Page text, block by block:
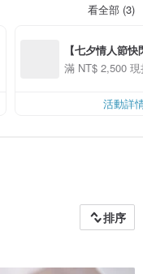
看全部 (3)
【七夕情人節
用 APP 購買任
00 現折 NT$100
滿 NT$ 2,500
活動詳
排序